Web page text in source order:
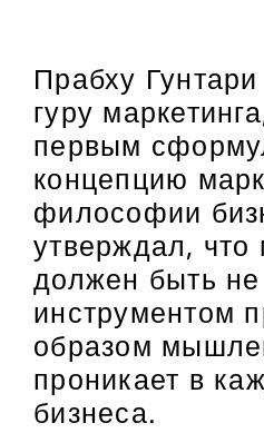
Прабху
гуру
первым
концепцию
философии
утверждал, что
должен быть не
инструментом
образом
проникает в
бизнеса.